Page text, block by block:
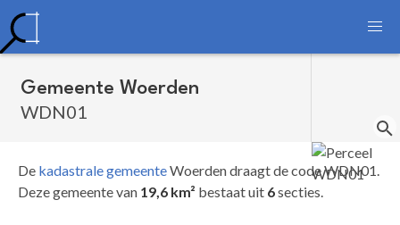
Gemeente Woerden
WDN01
De kadastrale gemeenteWoerden draagt de code WDN01.
Deze gemeente van 19,6 km² bestaat uit 6secties.